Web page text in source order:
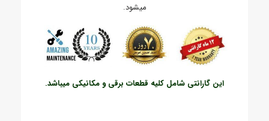
میشود.
این گارانتی شامل کلیه قطعات برقی و مکانیکی میباشد.